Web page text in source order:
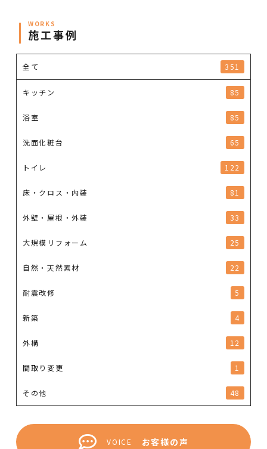
WORKS
施工事例
全て 351
キッチン 85
浴室 85
洗面化粧台 65
トイレ 122
床・クロス・内装 81
外壁・屋根・外装 33
大規模リフォーム 25
自然・天然素材 22
耐震改修 5
新築 4
外構 12
間取り変更 1
その他 48
VOICE お客様の声